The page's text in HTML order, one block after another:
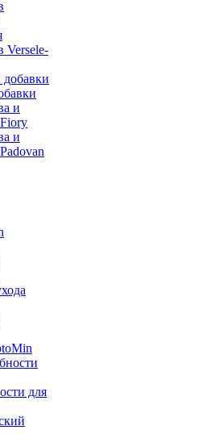
Versele-
и
и
для